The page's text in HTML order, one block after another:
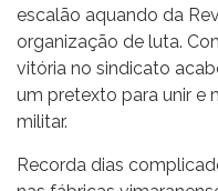
escalão aquando da
organização de luta.
vitória no sindicato
um pretexto para unir e
militar.
Recorda dias